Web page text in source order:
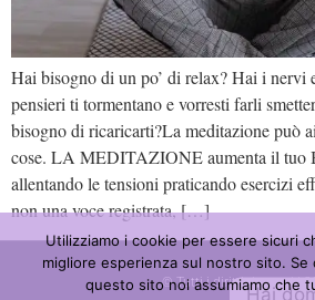
Hai bisogno di un po’ di relax? Hai i nervi
pensieri ti tormentano e vorresti farli
bisogno di ricaricarti?La meditazione può
cose. LA MEDITAZIONE aumenta il tuo
allentando le tensioni praticando esercizi
non una voce registrata, […]
© Tutti i diritti riservati |
Utilizziamo i cookie per essere sicuri
migliore esperienza sul nostro sito. Se
questo sito noi assumiamo che
Hai